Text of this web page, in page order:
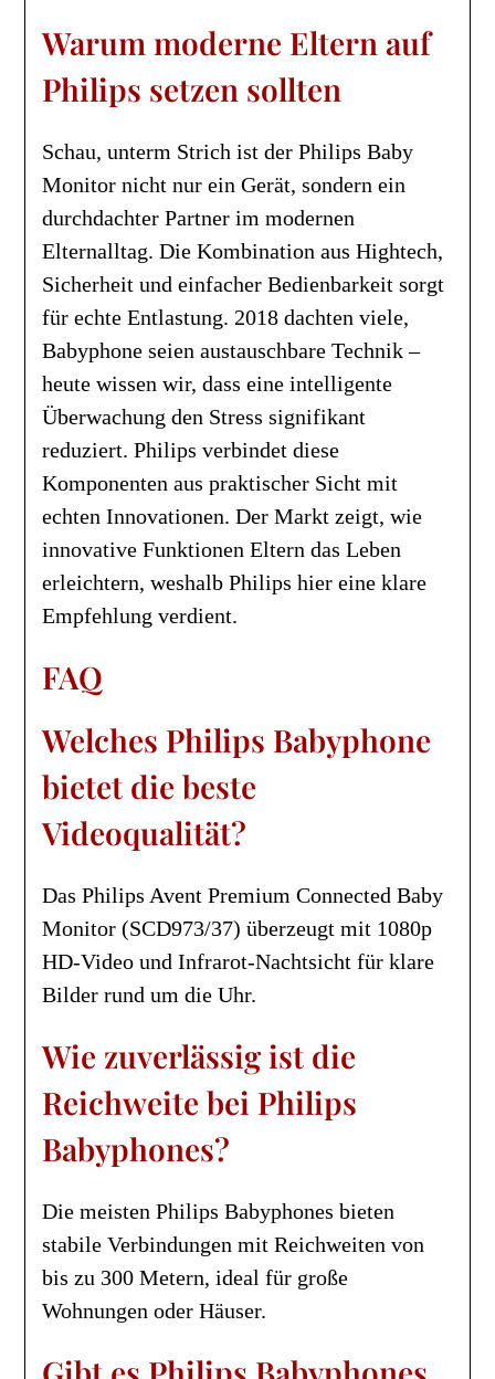
Warum moderne Eltern auf
Philips setzen sollten
Schau, unterm Strich ist der Philips Baby
Monitor nicht nur ein Gerät, sondern ein
durchdachter Partner im modernen
Elternalltag. Die Kombination aus Hightech,
Sicherheit und einfacher Bedienbarkeit sorgt
für echte Entlastung. 2018 dachten viele,
Babyphone seien austauschbare Technik –
heute wissen wir, dass eine intelligente
Überwachung den Stress signifikant
reduziert. Philips verbindet diese
Komponenten aus praktischer Sicht mit
echten Innovationen. Der Markt zeigt, wie
innovative Funktionen Eltern das Leben
erleichtern, weshalb Philips hier eine klare
Empfehlung verdient.
FAQ
Welches Philips Babyphone
bietet die beste
Videoqualität?
Das Philips Avent Premium Connected Baby
Monitor (SCD973/37) überzeugt mit 1080p
HD-Video und Infrarot-Nachtsicht für klare
Bilder rund um die Uhr.
Wie zuverlässig ist die
Reichweite bei Philips
Babyphones?
Die meisten Philips Babyphones bieten
stabile Verbindungen mit Reichweiten von
bis zu 300 Metern, ideal für große
Wohnungen oder Häuser.